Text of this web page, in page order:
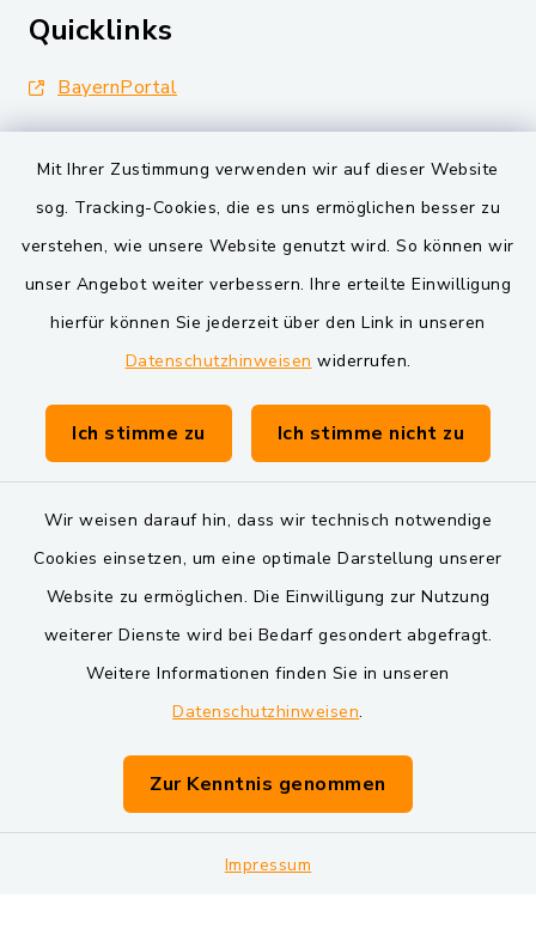
Mit Ihrer Zustimmung verwenden wir auf dieser Website
sog. Tracking-Cookies, die es uns ermöglichen besser zu
verstehen, wie unsere Website genutzt wird. So können wir
unser Angebot weiter verbessern. Ihre erteilte Einwilligung
hierfür können Sie jederzeit über den Link in unseren
Datenschutzhinweisen widerrufen.
Ich stimme zu Ich stimme nicht zu
Wir weisen darauf hin, dass wir technisch notwendige
Cookies einsetzen, um eine optimale Darstellung unserer
Website zu ermöglichen. Die Einwilligung zur Nutzung
weiterer Dienste wird bei Bedarf gesondert abgefragt.
Weitere Informationen finden Sie in unseren
Datenschutzhinweisen.
Zur Kenntnis genommen
Impressum
Quicklinks
BayernPortal
Landkreis Schwandorf
VG und Gemeinden
Markt Schwarzenfeld
Gemeinde Schwarzach bei Nabburg
Verwaltungsgemeinschaft Schwarzenfeld
Barrierefreiheit
Impressum
Sitemap